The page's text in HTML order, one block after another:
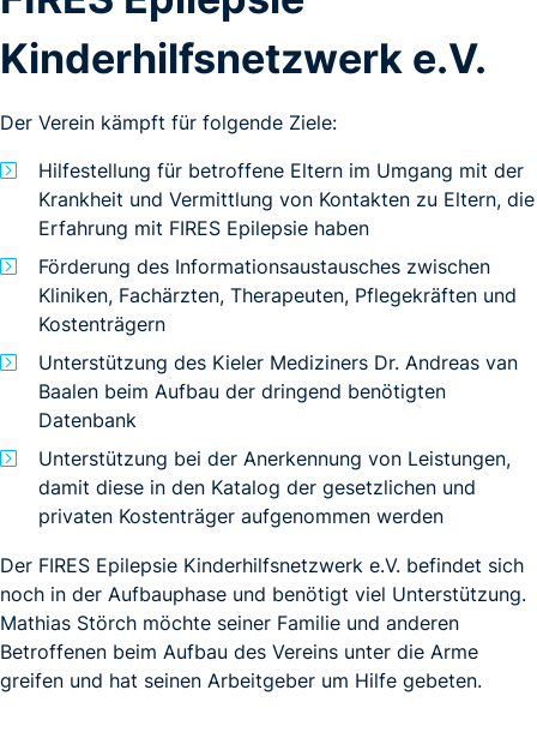
Kinderhilfsnetzwerk e.V.
Der Verein kämpft für folgende Ziele:
Hilfestellung für betroffene Eltern im Umgang mit der
Krankheit und Vermittlung von Kontakten zu Eltern, die
Erfahrung mit FIRES Epilepsie haben
Förderung des Informationsaustausches zwischen
Kliniken, Fachärzten, Therapeuten, Pflegekräften und
Kostenträgern
Unterstützung des Kieler Mediziners Dr. Andreas van
Baalen beim Aufbau der dringend benötigten
Datenbank
Unterstützung bei der Anerkennung von Leistungen,
damit diese in den Katalog der gesetzlichen und
privaten Kostenträger aufgenommen werden
Der FIRES Epilepsie Kinderhilfsnetzwerk e.V. befindet sich
noch in der Aufbauphase und benötigt viel Unterstützung.
Mathias Störch möchte seiner Familie und anderen
Betroffenen beim Aufbau des Vereins unter die Arme
greifen und hat seinen Arbeitgeber um Hilfe gebeten.